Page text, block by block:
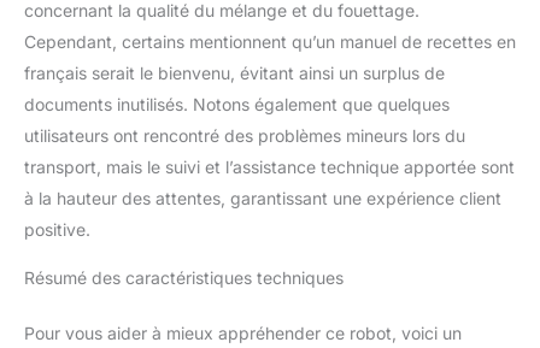
concernant la qualité du mélange et du fouettage.
Cependant, certains mentionnent qu’un manuel de recettes en
français serait le bienvenu, évitant ainsi un surplus de
documents inutilisés. Notons également que quelques
utilisateurs ont rencontré des problèmes mineurs lors du
transport, mais le suivi et l’assistance technique apportée sont
à la hauteur des attentes, garantissant une expérience client
positive.
Résumé des caractéristiques techniques
Pour vous aider à mieux appréhender ce robot, voici un